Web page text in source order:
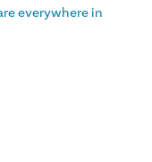
everywhere in